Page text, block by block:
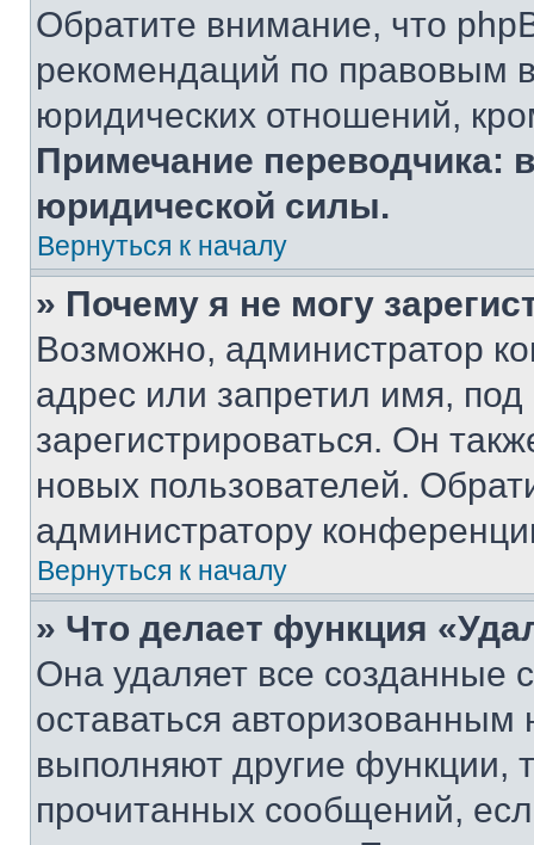
Обратите внимание, что
рекомендаций по правовым
юридических отношений,
Примечание переводчика:
юридической силы.
Вернуться к началу
» Почему я не могу
Возможно, администратор
адрес или запретил имя,
зарегистрироваться. Он
новых пользователей.
администратору
Вернуться к началу
» Что делает функция
Она удаляет все созданные
оставаться
выполняют другие функции,
прочитанных сообщений,